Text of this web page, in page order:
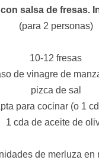
con salsa de fresas.
(para 2 personas)
10-12 fresas
de vinagre de
pizca de sal
para cocinar (o 1
1 cda de aceite de
de merluza en